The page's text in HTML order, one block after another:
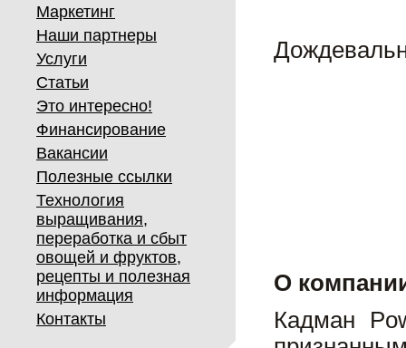
Маркетинг
Наши партнеры
Услуги
Статьи
Это интересно!
Финансирование
Вакансии
Полезные ссылки
Технология
выращивания,
переработка и сбыт
овощей и фруктов,
рецепты и полезная
информация
Контакты
О
Кадман